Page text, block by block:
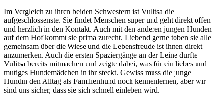
Im Vergleich zu ihren beiden Schwestern ist Vulitsa die
aufgeschlossenste. Sie findet Menschen super und geht direkt offen
und herzlich in den Kontakt. Auch mit den anderen jungen Hunden
auf dem Hof kommt sie prima zurecht. Liebend gerne toben sie alle
gemeinsam über die Wiese und die Lebensfreude ist ihnen direkt
anzumerken. Auch die ersten Spaziergänge an der Leine durfte
Vulitsa bereits mitmachen und zeigte dabei, was für ein liebes und
mutiges Hundemädchen in ihr steckt. Gewiss muss die junge
Hündin den Alltag als Familienhund noch kennenlernen, aber wir
sind uns sicher, dass sie sich schnell einleben wird.